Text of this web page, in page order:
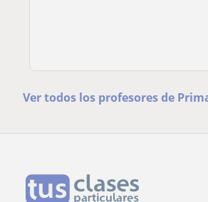
Ver todos los profesores de